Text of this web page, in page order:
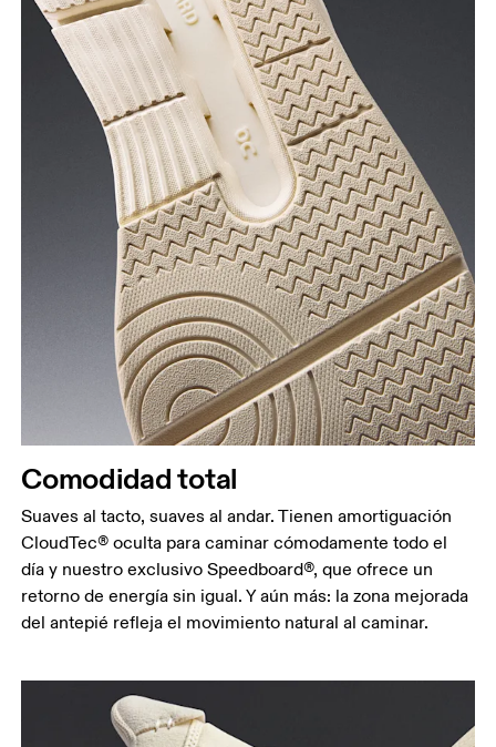
Comodidad total
Suaves al tacto, suaves al andar. Tienen amortiguación
CloudTec® oculta para caminar cómodamente todo el
día y nuestro exclusivo Speedboard®, que ofrece un
retorno de energía sin igual. Y aún más: la zona mejorada
del antepié refleja el movimiento natural al caminar.